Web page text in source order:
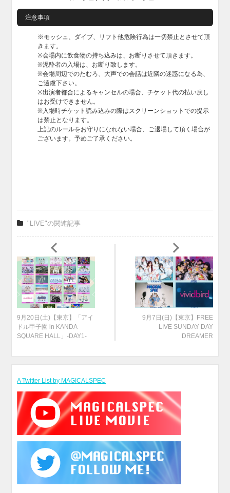
注意事項
※モッシュ、ダイブ、リフト他危険行為は一切禁止とさせて頂
きます。
※会場内に飲食物の持ち込みは、お断りさせて頂きます。
※泥酔者の入場は、お断り致します。
※会場周辺でのたむろ、大声での会話は近隣の迷惑になる為、
ご遠慮下さい。
※出演者都合によるキャンセルの場合、チケット代の払い戻し
はお受けできません。
※入場時チケット読み込みの際はスクリーンショットでの提示
は禁止となります。
上記のルールをお守りになれない場合、ご退場して頂く場合が
ございます。予めご了承ください。
"LIVE"の関連記事
9月20日(土)【東京】「アイ
ドル甲子園 in KANDA
SQUARE HALL」-DAY1-
9月7日(日)【東京】FREE
LIVE SUNDAY DAY
DREAMER
A Twitter List by MAGICALSPEC